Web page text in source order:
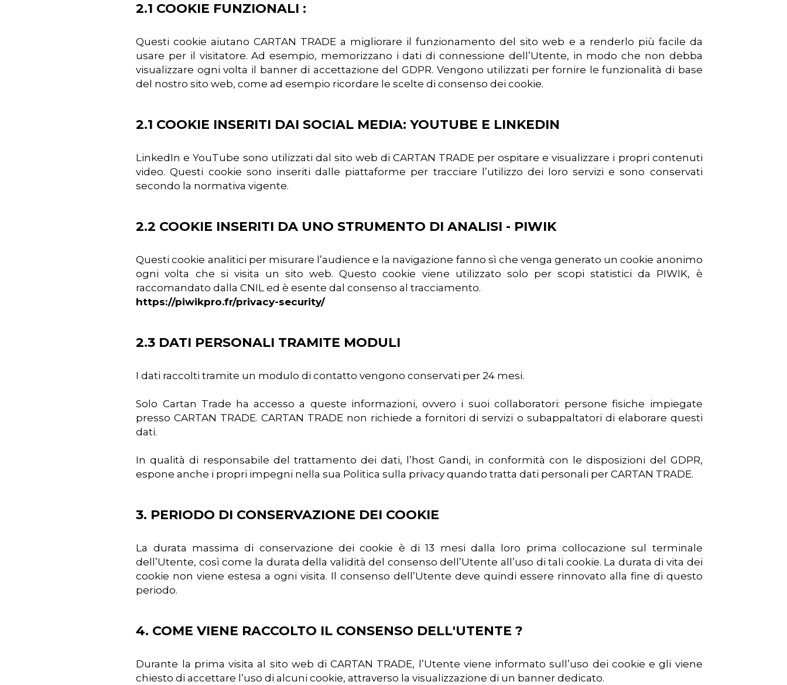
2.1 COOKIE FUNZIONALI :
Questi cookie aiutano CARTAN TRADE a migliorare il funzionamento del sito web e a renderlo più facile da
usare per il visitatore. Ad esempio, memorizzano i dati di connessione dell’Utente, in modo che non debba
visualizzare ogni volta il banner di accettazione del GDPR. Vengono utilizzati per fornire le funzionalità di base
del nostro sito web, come ad esempio ricordare le scelte di consenso dei cookie.
2.1 COOKIE INSERITI DAI SOCIAL MEDIA: YOUTUBE E LINKEDIN
LinkedIn e YouTube sono utilizzati dal sito web di CARTAN TRADE per ospitare e visualizzare i propri contenuti
video. Questi cookie sono inseriti dalle piattaforme per tracciare l’utilizzo dei loro servizi e sono conservati
secondo la normativa vigente.
2.2 COOKIE INSERITI DA UNO STRUMENTO DI ANALISI - PIWIK
Questi cookie analitici per misurare l’audience e la navigazione fanno sì che venga generato un cookie anonimo
ogni volta che si visita un sito web. Questo cookie viene utilizzato solo per scopi statistici da PIWIK, è
raccomandato dalla CNIL ed è esente dal consenso al tracciamento.
https://piwikpro.fr/privacy-security/
2.3 DATI PERSONALI TRAMITE MODULI
I dati raccolti tramite un modulo di contatto vengono conservati per 24 mesi.
Solo Cartan Trade ha accesso a queste informazioni, ovvero i suoi collaboratori: persone fisiche impiegate
presso CARTAN TRADE. CARTAN TRADE non richiede a fornitori di servizi o subappaltatori di elaborare questi
dati.
In qualità di responsabile del trattamento dei dati, l’host Gandi, in conformità con le disposizioni del GDPR,
espone anche i propri impegni nella sua Politica sulla privacy quando tratta dati personali per CARTAN TRADE.
3. PERIODO DI CONSERVAZIONE DEI COOKIE
La durata massima di conservazione dei cookie è di 13 mesi dalla loro prima collocazione sul terminale
dell’Utente, così come la durata della validità del consenso dell’Utente all’uso di tali cookie. La durata di vita dei
cookie non viene estesa a ogni visita. Il consenso dell’Utente deve quindi essere rinnovato alla fine di questo
periodo.
4. COME VIENE RACCOLTO IL CONSENSO DELL'UTENTE ?
Durante la prima visita al sito web di CARTAN TRADE, l’Utente viene informato sull’uso dei cookie e gli viene
chiesto di accettare l’uso di alcuni cookie, attraverso la visualizzazione di un banner dedicato.